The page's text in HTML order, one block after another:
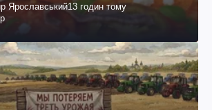
Ярославський13 годин тому